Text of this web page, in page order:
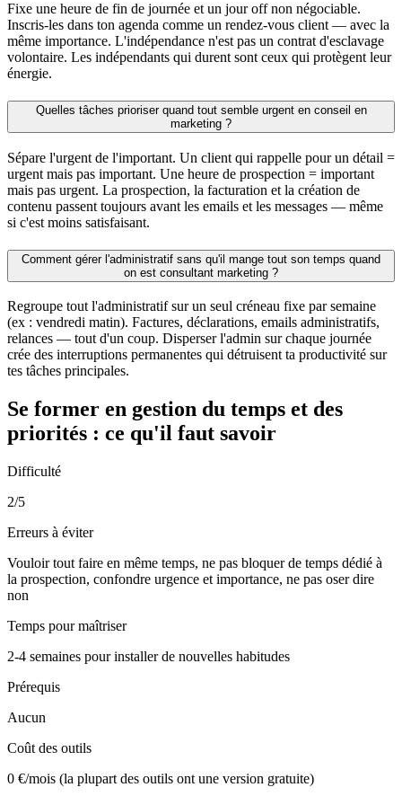
Fixe une heure de fin de journée et un jour off non négociable.
Inscris-les dans ton agenda comme un rendez-vous client — avec la
même importance. L'indépendance n'est pas un contrat d'esclavage
volontaire. Les indépendants qui durent sont ceux qui protègent leur
énergie.
Quelles tâches prioriser quand tout semble urgent en conseil en
marketing ?
Sépare l'urgent de l'important. Un client qui rappelle pour un détail =
urgent mais pas important. Une heure de prospection = important
mais pas urgent. La prospection, la facturation et la création de
contenu passent toujours avant les emails et les messages — même
si c'est moins satisfaisant.
Comment gérer l'administratif sans qu'il mange tout son temps quand
on est consultant marketing ?
Regroupe tout l'administratif sur un seul créneau fixe par semaine
(ex : vendredi matin). Factures, déclarations, emails administratifs,
relances — tout d'un coup. Disperser l'admin sur chaque journée
crée des interruptions permanentes qui détruisent ta productivité sur
tes tâches principales.
Se former en gestion du temps et des
priorités : ce qu'il faut savoir
Difficulté
2/5
Erreurs à éviter
Vouloir tout faire en même temps, ne pas bloquer de temps dédié à
la prospection, confondre urgence et importance, ne pas oser dire
non
Temps pour maîtriser
2-4 semaines pour installer de nouvelles habitudes
Prérequis
Aucun
Coût des outils
0 €/mois (la plupart des outils ont une version gratuite)